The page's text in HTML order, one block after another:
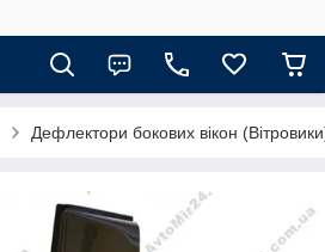
Дефлектори бокових вікон